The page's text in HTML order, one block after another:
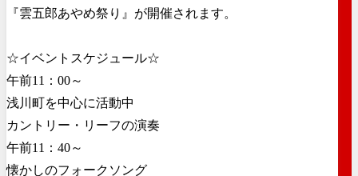
『雲五郎あやめ祭り』が開催されます。
☆イベントスケジュール☆
午前11：00～
浅川町を中心に活動中
カントリー・リーフの演奏
午前11：40～
懐かしのフォークソング